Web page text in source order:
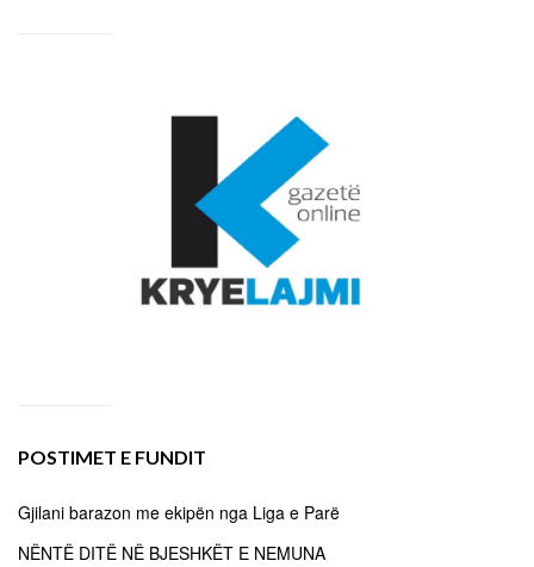
POSTIMET E FUNDIT
Gjilani barazon me ekipën nga Liga e Parë
NËNTË DITË NË BJESHKËT E NEMUNA